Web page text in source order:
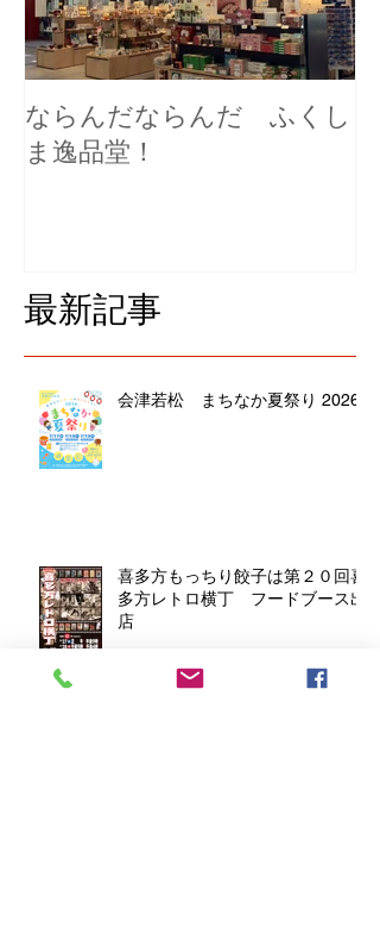
ならんだならんだ ふくし
ま逸品堂！
最新記事
会津若松 まちなか夏祭り 2026
喜多方もっちり餃子は第２０回喜
多方レトロ横丁 フードブース出
店